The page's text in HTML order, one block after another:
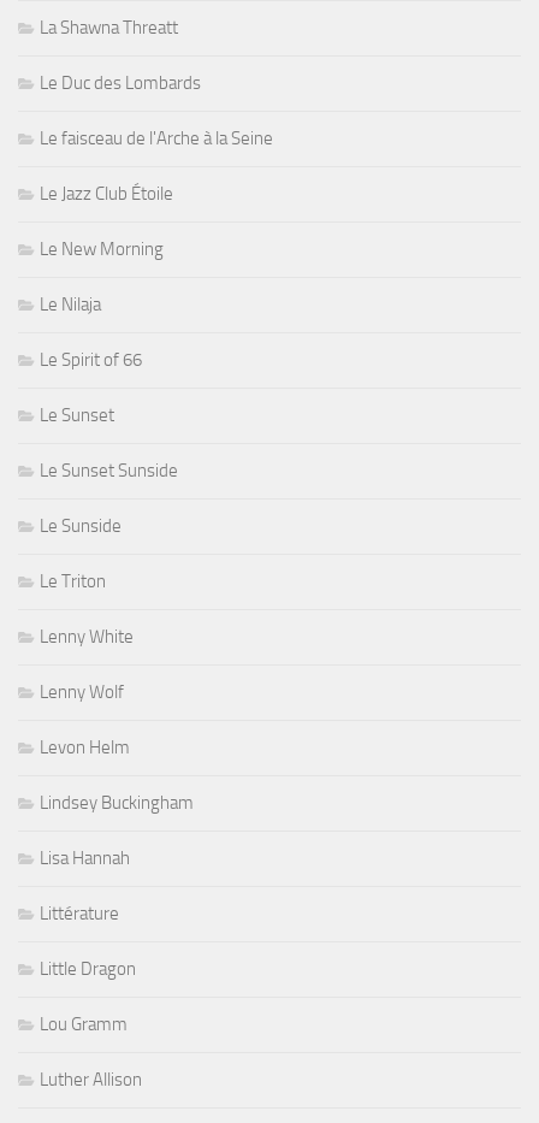
La Shawna Threatt
Le Duc des Lombards
Le faisceau de l'Arche à la Seine
Le Jazz Club Étoile
Le New Morning
Le Nilaja
Le Spirit of 66
Le Sunset
Le Sunset Sunside
Le Sunside
Le Triton
Lenny White
Lenny Wolf
Levon Helm
Lindsey Buckingham
Lisa Hannah
Littérature
Little Dragon
Lou Gramm
Luther Allison